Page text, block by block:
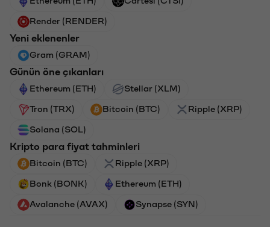
Render (RENDER)
Yeni eklenenler
Gram (GRAM)
Günün öne çıkanları
Ethereum (ETH) Stellar (XLM)
Tron (TRX) Bitcoin (BTC) Ripple (XRP)
Solana (SOL)
Kripto para fiyat tahminleri
Bitcoin (BTC) Ripple (XRP)
Bonk (BONK) Ethereum (ETH)
Avalanche (AVAX) Synapse (SYN)